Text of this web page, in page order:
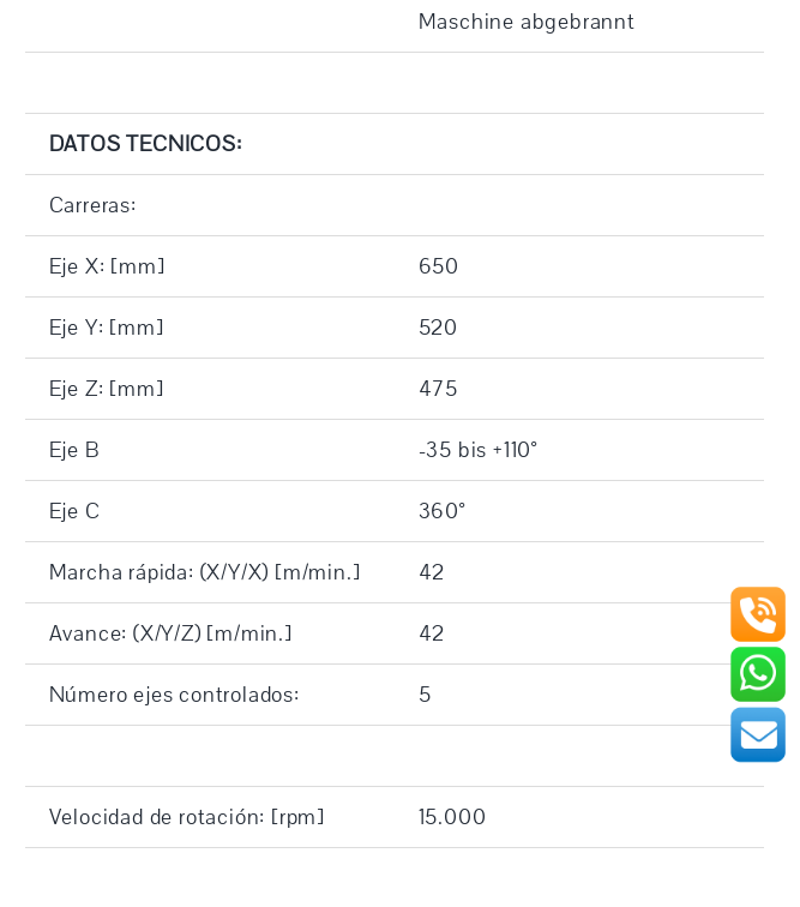
Maschine abgebrannt
DATOS TECNICOS:
Carreras:
Eje X: [mm] 650
Eje Y: [mm] 520
Eje Z: [mm] 475
Eje B -35 bis +110°
Eje C 360°
Marcha rápida: (X/Y/X) [m/min.] 42
Avance: (X/Y/Z) [m/min.] 42
Número ejes controlados: 5
Velocidad de rotación: [rpm] 15.000